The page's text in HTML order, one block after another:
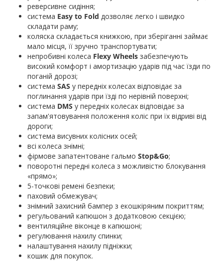
реверсивне сидіння;
система Easy to Fold дозволяє легко і швидко
складати раму;
коляска складається книжкою, при зберіганні займає
мало місця, її зручно транспортувати;
непробивні колеса Flexy Wheels забезпечують
високий комфорт і амортизацію ударів під час їзди по
поганій дорозі;
система SAS у передніх колесах відповідає за
поглинання ударів при їзді по нерівній поверхні;
система DMS у передніх колесах відповідає за
запам'ятовування положення коліс при їх відриві від
дороги;
система висувних колісних осей;
всі колеса знімні;
фірмове запатентоване гальмо Stop&Go;
поворотні передні колеса з можливістю блокування
«прямо»;
5-точкові ремені безпеки;
паховий обмежувач;
знімний захисний бампер з екошкіряним покриттям;
регульований капюшон з додатковою секцією;
вентиляційне віконце в капюшоні;
регулювання нахилу спинки;
налаштування нахилу підніжки;
кошик для покупок.